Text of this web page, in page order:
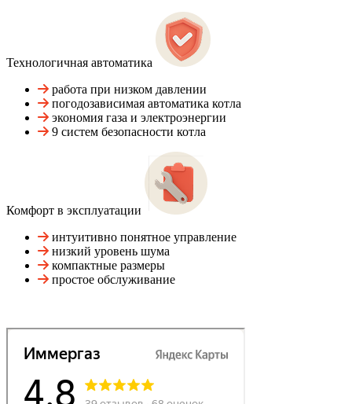
Технологичная автоматика
работа при низком давлении
погодозависимая автоматика котла
экономия газа и электроэнергии
9 систем безопасности котла
Комфорт в эксплуатации
интуитивно понятное управление
низкий уровень шума
компактные размеры
простое обслуживание